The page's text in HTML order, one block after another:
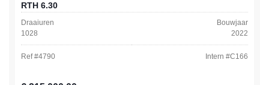
RTH 6.30
Draaiuren
1028
Bouwjaar
2022
Ref #4790 Intern #C166